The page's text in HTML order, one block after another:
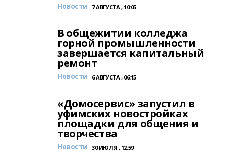
Новости 7 АВГУСТА , 10:05
В общежитии колледжа
горной промышленности
завершается капитальный
ремонт
Новости 6 АВГУСТА , 06:15
«Домосервис» запустил в
уфимских новостройках
площадки для общения и
творчества
Новости 30 ИЮЛЯ , 12:59